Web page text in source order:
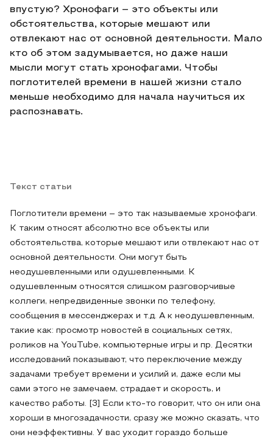
впустую? Хронофаги – это объекты или
обстоятельства, которые мешают или
отвлекают нас от основной деятельности. Мало
кто об этом задумывается, но даже наши
мысли могут стать хронофагами. Чтобы
поглотителей времени в нашей жизни стало
меньше необходимо для начала научиться их
распознавать.
Текст статьи
Поглотители времени – это так называемые хронофаги.
К таким относят абсолютно все объекты или
обстоятельства, которые мешают или отвлекают нас от
основной деятельности. Они могут быть
неодушевленными или одушевленными. К
одушевленным относятся слишком разговорчивые
коллеги, непредвиденные звонки по телефону,
сообщения в мессенджерах и т.д. А к неодушевленным,
такие как: просмотр новостей в социальных сетях,
роликов на YouTube, компьютерные игры и пр. Десятки
исследований показывают, что переключение между
задачами требует времени и усилий и, даже если мы
сами этого не замечаем, страдает и скорость, и
качество работы. [3] Если кто-то говорит, что он или она
хороши в многозадачности, сразу же можно сказать, что
они неэффективны. У вас уходит гораздо больше